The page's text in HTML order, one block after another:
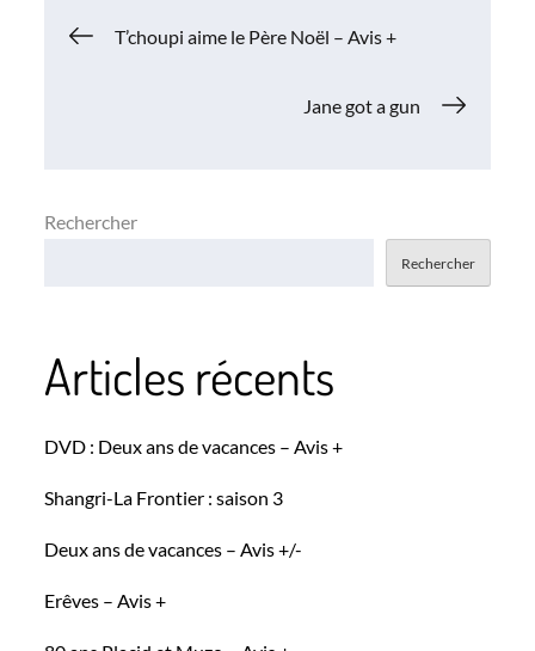
Navigation
T’choupi aime le Père Noël – Avis +
Jane got a gun
Rechercher
Rechercher
Articles récents
DVD : Deux ans de vacances – Avis +
Shangri-La Frontier : saison 3
Deux ans de vacances – Avis +/-
Erêves – Avis +